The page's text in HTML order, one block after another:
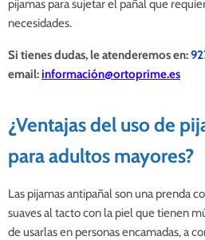
pijamas para sujetar el pañal que
necesidades.
Si tienes dudas, le atenderemos en:
email:información@ortoprime.es
¿Ventajas del uso de
para adultos mayores?
Las pijamas antipañal son una prenda
suaves al tacto con la piel que tienen
de usarlas en personas encamadas, a